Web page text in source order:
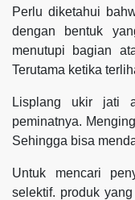
Perlu diketahui
dengan bentuk
menutupi bagian
Terutama ketika
Lisplang ukir jati
peminatnya.
Sehingga bisa
Untuk mencari
selektif. produk